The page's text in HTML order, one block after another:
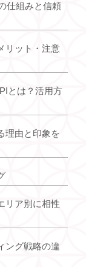
仕組みと信頼
リット・注意
とは？活用方
理由と印象を
リア別に相性
ング戦略の違